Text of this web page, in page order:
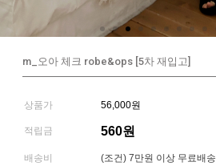
m_오아 체크 robe&ops [5차 재입고]
상품가 56,000원
적립금 560원
배송비 (조건) 7만원 이상 무료배송